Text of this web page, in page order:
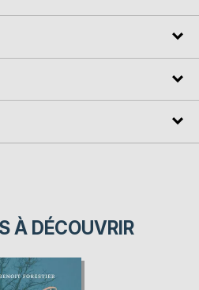
À DÉCOUVRIR